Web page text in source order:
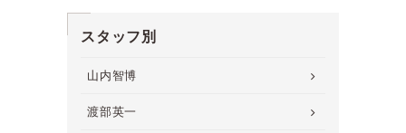
スタッフ別
山内智博
渡部英一